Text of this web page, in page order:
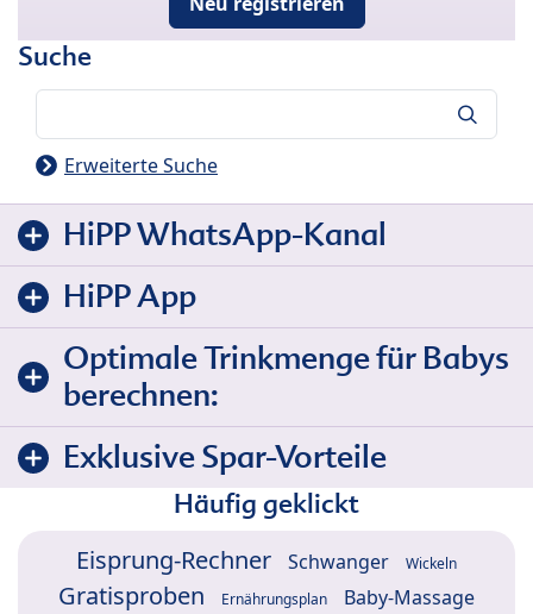
Suche
Erweiterte Suche
HiPP WhatsApp-Kanal
HiPP App
Optimale Trinkmenge für Babys
berechnen:
Exklusive Spar-Vorteile
Häufig geklickt
Eisprung-Rechner Schwanger Wickeln
Gratisproben Ernährungsplan Baby-Massage